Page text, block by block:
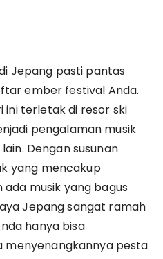
Jepang pasti pantas
ember festival Anda.
ini terletak di resor ski
pengalaman musik
Dengan susunan
yang mencakup
musik yang bagus
Jepang sangat ramah
hanya bisa
pesta